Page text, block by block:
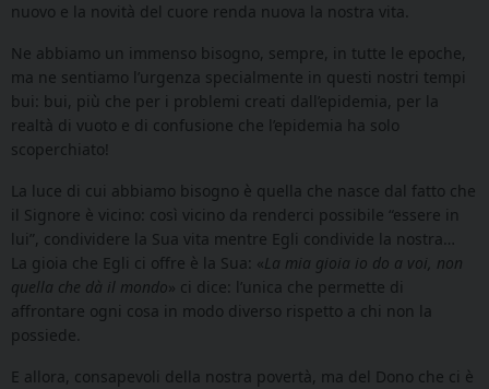
nuovo e la novità del cuore renda nuova la nostra vita.
Ne abbiamo un immenso bisogno, sempre, in tutte le epoche,
ma ne sentiamo l’urgenza specialmente in questi nostri tempi
bui: bui, più che per i problemi creati dall’epidemia, per la
realtà di vuoto e di confusione che l’epidemia ha solo
scoperchiato!
La luce di cui abbiamo bisogno è quella che nasce dal fatto che
il Signore è vicino: così vicino da renderci possibile “essere in
lui”, condividere la Sua vita mentre Egli condivide la nostra…
La gioia che Egli ci offre è la Sua: «La mia gioia io do a voi, non
quella che dà il mondo» ci dice: l’unica che permette di
affrontare ogni cosa in modo diverso rispetto a chi non la
possiede.
E allora, consapevoli della nostra povertà, ma del Dono che ci è